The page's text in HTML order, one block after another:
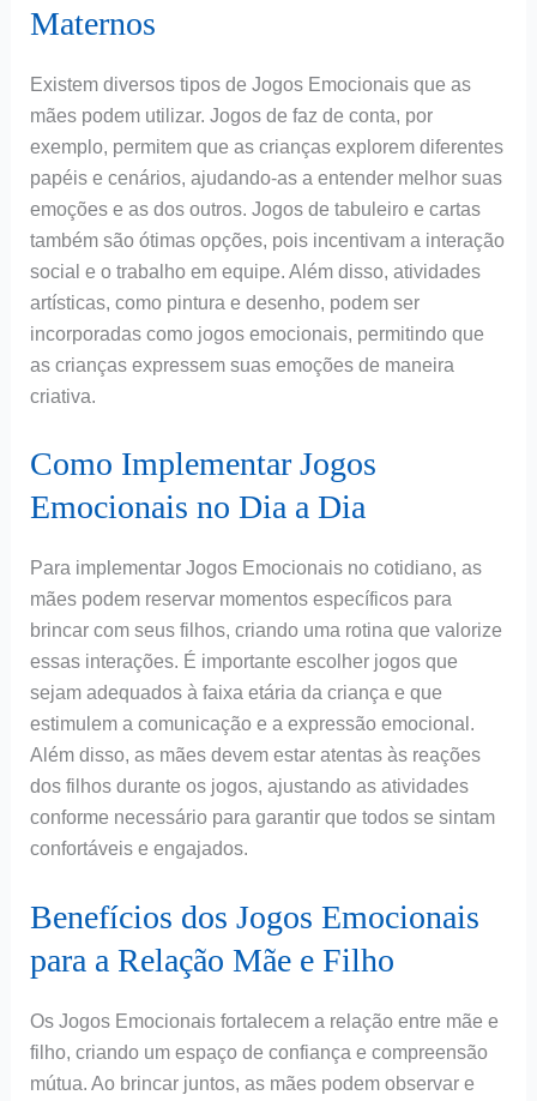
Maternos
Existem diversos tipos de Jogos Emocionais que as
mães podem utilizar. Jogos de faz de conta, por
exemplo, permitem que as crianças explorem diferentes
papéis e cenários, ajudando-as a entender melhor suas
emoções e as dos outros. Jogos de tabuleiro e cartas
também são ótimas opções, pois incentivam a interação
social e o trabalho em equipe. Além disso, atividades
artísticas, como pintura e desenho, podem ser
incorporadas como jogos emocionais, permitindo que
as crianças expressem suas emoções de maneira
criativa.
Como Implementar Jogos
Emocionais no Dia a Dia
Para implementar Jogos Emocionais no cotidiano, as
mães podem reservar momentos específicos para
brincar com seus filhos, criando uma rotina que valorize
essas interações. É importante escolher jogos que
sejam adequados à faixa etária da criança e que
estimulem a comunicação e a expressão emocional.
Além disso, as mães devem estar atentas às reações
dos filhos durante os jogos, ajustando as atividades
conforme necessário para garantir que todos se sintam
confortáveis e engajados.
Benefícios dos Jogos Emocionais
para a Relação Mãe e Filho
Os Jogos Emocionais fortalecem a relação entre mãe e
filho, criando um espaço de confiança e compreensão
mútua. Ao brincar juntos, as mães podem observar e